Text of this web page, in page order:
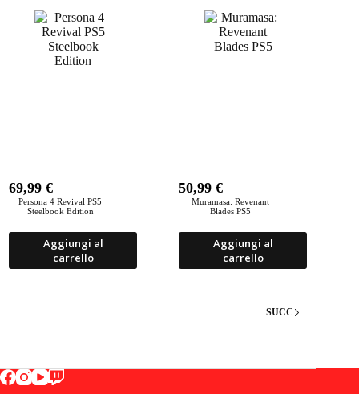
Persona 4 Revival PS5
Steelbook Edition
69,99€
Aggiungi al
carrello
Muramasa: Revenant
Blades PS5
50,99€
Aggiungi al
carrello
SUCC